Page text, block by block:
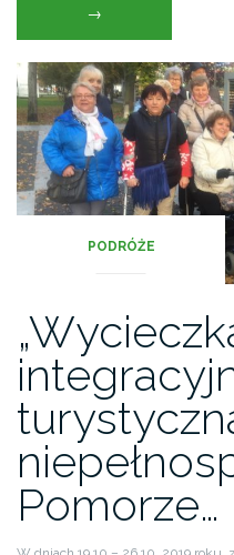
–
jak
fotografować
z
sercem””
→
PODRÓŻE
Pomorze…